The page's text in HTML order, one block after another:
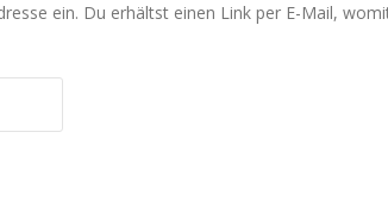
ein. Du erhältst einen Link per E-Mail,